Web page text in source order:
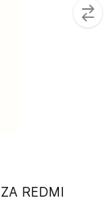
REDMI